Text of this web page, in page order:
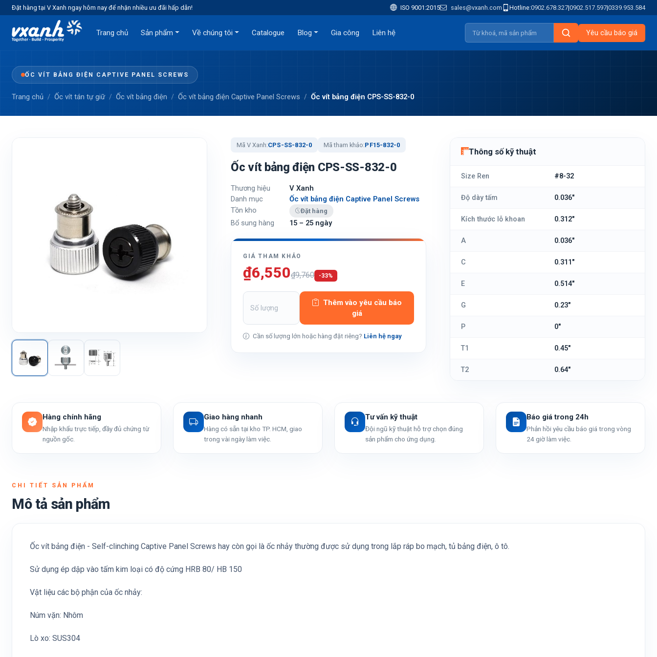
Đặt hàng tại V Xanh ngay hôm nay để nhận nhiều ưu đãi hấp dẫn! ISO 9001:2015 sales@vxanh.com Hotline:0902.678.327|0902.517.597|0339.953.584
Trang chủ Sản phẩm Về chúng tôi Catalogue Blog Gia công Liên hệ Yêu cầu báo giá
ỐC VÍT BẢNG ĐIỆN CAPTIVE PANEL SCREWS
Trang chủ Ốc vít tán tự giữ Ốc vít bảng điện Ốc vít bảng điện Captive Panel Screws Ốc vít bảng điện CPS-SS-832-0
Mã V Xanh:CPS-SS-832-0 Mã tham khảo:PF15-832-0
Ốc vít bảng điện CPS-SS-832-0
Thương hiệu
V Xanh
Danh mục
Ốc vít bảng điện Captive Panel Screws
Tồn kho
Đặt hàng
Bổ sung hàng 15 – 25 ngày
GIÁ THAM KHẢO
₫6,550₫9,760 -33%
Thêm vào yêu cầu báo
giá
Cần số lượng lớn hoặc hàng đặt riêng? Liên hệ ngay
Thông số kỹ thuật
Size Ren #8-32
Độ dày tấm 0.036"
Kích thước lỗ khoan 0.312"
A 0.036"
C 0.311"
E 0.514"
G 0.23"
P 0"
T1 0.45"
T2 0.64"
Hàng chính hãng
Nhập khẩu trực tiếp, đầy đủ chứng từ
nguồn gốc.
Giao hàng nhanh
Hàng có sẵn tại kho TP. HCM, giao
trong vài ngày làm việc.
Tư vấn kỹ thuật
Đội ngũ kỹ thuật hỗ trợ chọn đúng
sản phẩm cho ứng dụng.
Báo giá trong 24h
Phản hồi yêu cầu báo giá trong vòng
24 giờ làm việc.
CHI TIẾT SẢN PHẨM
Mô tả sản phẩm
Ốc vít bảng điện - Self-clinching Captive Panel Screws hay còn gọi là ốc nhảy thường được sử dụng trong lắp ráp bo mạch, tủ bảng điện, ô tô.
Sử dụng ép dập vào tấm kim loại có độ cứng HRB 80/ HB 150
Vật liệu các bộ phận của ốc nhảy:
Núm vặn: Nhôm
Lò xo: SUS304